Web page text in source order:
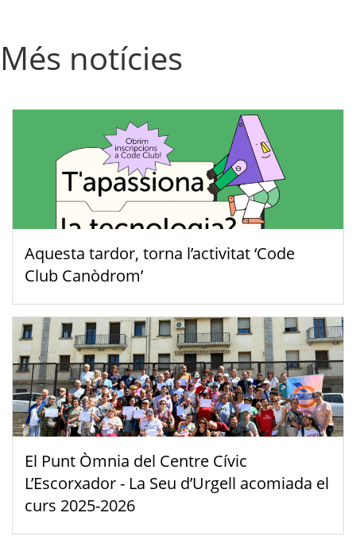
Més notícies
Aquesta tardor, torna l’activitat ‘Code
Club Canòdrom’
El Punt Òmnia del Centre Cívic
L’Escorxador - La Seu d’Urgell acomiada el
curs 2025-2026